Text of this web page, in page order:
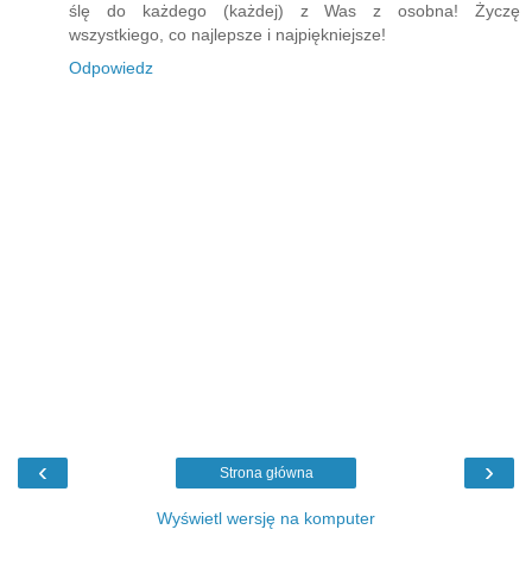
ślę do każdego (każdej) z Was z osobna! Życzę
wszystkiego, co najlepsze i najpiękniejsze!
Odpowiedz
‹ ›
Strona główna
Wyświetl wersję na komputer